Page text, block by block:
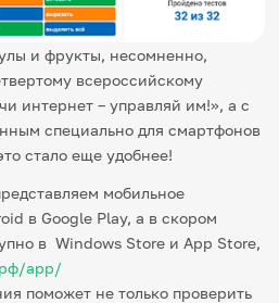
и фрукты, несомненно,
всероссийскому
интернет – управляй им!», а с
специально для смартфонов
стало еще удобнее!
мобильное
в Google Play, а в скором
в Windows Store и App Store,
app/
поможет не только проверить